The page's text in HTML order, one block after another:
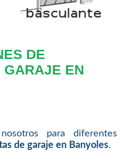
DE
GARAJE EN
para diferentes
de garaje en Banyoles.